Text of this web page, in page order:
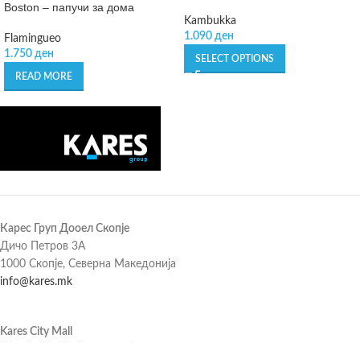
Boston – папучи за дома
Flamingueo
1.750 ден
READ MORE
Kambukka
1.090 ден
SELECT OPTIONS
Карес Груп Дооел Скопје
Дичо Петров 3А
1000 Скопје, Северна Македонија
info@kares.mk
Kares City Mall